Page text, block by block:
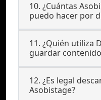
10. ¿Cuántas
puedo hacer por
11. ¿Quién utiliza
guardar
12. ¿Es legal
Asobistage?